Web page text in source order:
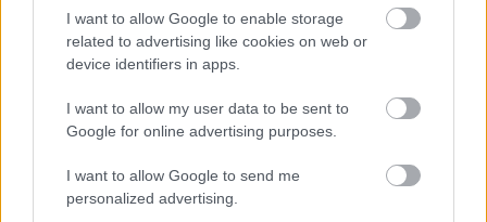
I want to allow Google to enable storage
related to advertising like cookies on web or
device identifiers in apps.
I want to allow my user data to be sent to
Google for online advertising purposes.
I want to allow Google to send me
personalized advertising.
Stalowa Wola > Klasa Okręgowa - sytuacja w tabeli
Przed meczami 26. kolejki - Stalowa Wola > Klasa Okręgowa gospodarze
(Jeziorak Chwałowice) zajmują13. miejsce
Poniżej znajdziesz także ostatnie mecze obu drużyn oraz statystyki
bramkowe.
Jeziorak Chwałowice vs. Olimpia Pysznica - relacja, wynik na
żywo, transmisja
Wynik meczu Jeziorak Chwałowice - Olimpia Pysznica znajdziesz na naszej